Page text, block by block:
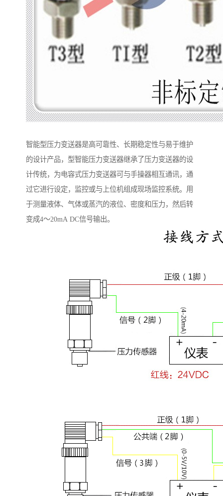
智能型压力变送器是高可靠性、长期稳定性与易于维护
的设计产品，型智能压力变送器继承了压力变送器的设
计传统，为电容式压力变送器可与手操器相互通讯，通
过它进行设定，监控或与上位机组成现场监控系统。用
于测量液体、气体或蒸汽的液位、密度和压力，然后转
变成4～20mA DC信号输出。